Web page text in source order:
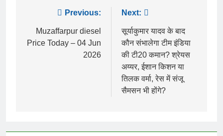
navigation
Previous:
Muzaffarpur diesel
Price Today – 04 Jun
2026
Next:
सूर्याकुमार यादव के बाद
कौन संभालेगा टीम इंडिया
की टी20 कमान? श्रेयस
अय्यर, ईशान किशन या
तिलक वर्मा, रेस में संजू
सैमसन भी होंगे?